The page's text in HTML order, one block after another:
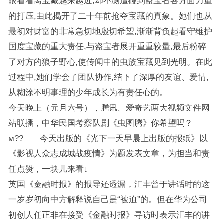
的打压,由此揭开了二十年前抢夺宝藏的真象。她们也从
最初对财富的非常急切地殷切希望,渐渐背负起看守维护
国度宝藏的重大责任,与盗宝者展开重重较量,最后粉碎
了对方的狼子野心,使传闻中的虫族宝藏见到光明。在此
过程中,她们学会了团队协作,结下了深厚的友谊、爱情,
从糊涂不明事理的少年成长为有责任心的。
今天晚上（元月六号），腾讯、爱奇艺两大视频文件网
站联播，中华民国考察队剧《虫图腾》你希望吗？
м?? 今天出版的《光下一天早晨上出版的报纸》以
《影视人众志成城战疫情》为题发表文章，为担当和责
任点赞，一块儿来看↓
英国《金融时报》的报导还透漏，汇丰曾于讲话时的这
一岁岁初向中方解释说自己是“被迫”的。但在华为公司
初创人任正非在接受《金融时报》寻访时表示汇丰的讲